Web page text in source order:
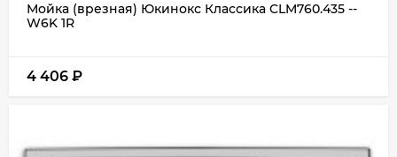
Мойка (врезная) Юкинокс Классика CLM760.435 --
W6K 1R
4 406 ₽